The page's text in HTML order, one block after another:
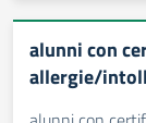
alunni con
allergie/